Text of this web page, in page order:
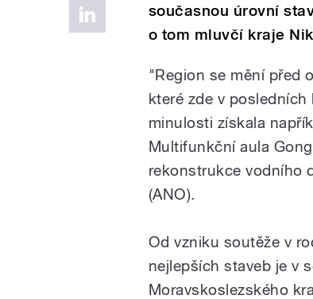
současnou úrovní
o tom mluvčí kraje
"Region se mění před
které zde v
minulosti získala
Multifunkční aula
rekonstrukce vodního
(ANO).
Od vzniku soutěže v
nejlepších staveb je v
Moravskoslezského